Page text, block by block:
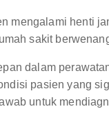
mengalami henti
sakit
dalam
pasien yang
untuk